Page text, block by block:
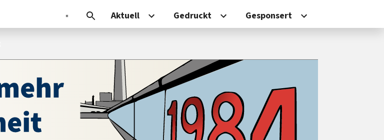
Aktuell Gedruckt Gesponsert